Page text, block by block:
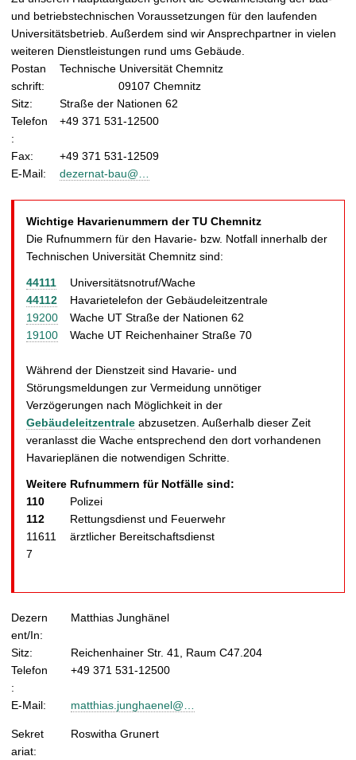
und betriebstechnischen Voraussetzungen für den laufenden
Universitätsbetrieb. Außerdem sind wir Ansprechpartner in vielen
weiteren Dienstleistungen rund ums Gebäude.
Postan
schrift:
Technische Universität Chemnitz
09107 Chemnitz
Sitz:
Straße der Nationen 62
Telefon
:
+49 371 531-12500
Fax:
+49 371 531-12509
E-Mail:
dezernat-bau@…
Wichtige Havarienummern der TU Chemnitz
Die Rufnummern für den Havarie- bzw. Notfall innerhalb der
Technischen Universität Chemnitz sind:
44111
Universitätsnotruf/Wache
44112
Havarietelefon der Gebäudeleitzentrale
19200
Wache UT Straße der Nationen 62
19100
Wache UT Reichenhainer Straße 70
Während der Dienstzeit sind Havarie- und
Störungsmeldungen zur Vermeidung unnötiger
Verzögerungen nach Möglichkeit in der
Gebäudeleitzentrale abzusetzen. Außerhalb dieser Zeit
veranlasst die Wache entsprechend den dort vorhandenen
Havarieplänen die notwendigen Schritte.
Weitere Rufnummern für Notfälle sind:
110
Polizei
112
Rettungsdienst und Feuerwehr
11611
7
ärztlicher Bereitschaftsdienst
Dezern
ent/In:
Matthias Junghänel
Sitz:
Reichenhainer Str. 41, Raum C47.204
Telefon
:
+49 371 531-12500
E-Mail: matthias.junghaenel@…
Sekret
ariat:
Roswitha Grunert